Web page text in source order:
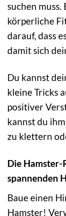
suchen
körperliche
darauf, dass
damit sich
Du kannst
kleine Tricks
positiver
kannst du
zu klettern
Die Hamster-
spannenden
Baue einen
Hamster!